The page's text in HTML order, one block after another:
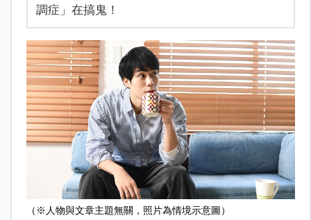
調症」在搞鬼！
（※人物與文章主題無關，照片為情境示意圖）